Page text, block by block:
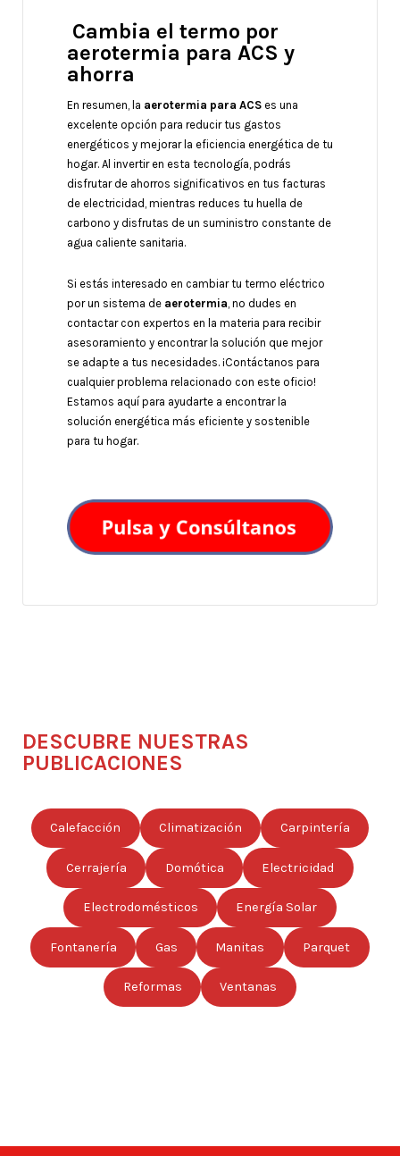
Cambia el termo por
aerotermia para ACS y
ahorra
En resumen, la aerotermia para ACS es una
excelente opción para reducir tus gastos
energéticos y mejorar la eficiencia energética de tu
hogar. Al invertir en esta tecnología, podrás
disfrutar de ahorros significativos en tus facturas
de electricidad, mientras reduces tu huella de
carbono y disfrutas de un suministro constante de
agua caliente sanitaria.
Si estás interesado en cambiar tu termo eléctrico
por un sistema de aerotermia , no dudes en
contactar con expertos en la materia para recibir
asesoramiento y encontrar la solución que mejor
se adapte a tus necesidades. ¡Contáctanos para
cualquier problema relacionado con este oficio!
Estamos aquí para ayudarte a encontrar la
solución energética más eficiente y sostenible
para tu hogar.
DESCUBRE NUESTRAS
PUBLICACIONES
Calefacción Climatización Carpintería
Cerrajería Domótica Electricidad
Electrodomésticos Energía Solar
Fontanería Gas Manitas Parquet
Reformas Ventanas